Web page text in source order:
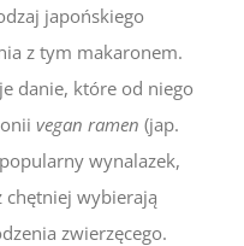
japońskiego
z tym makaronem.
danie, które od niego
vegan ramen (jap.
popularny wynalazek,
chętniej wybierają
zwierzęcego.